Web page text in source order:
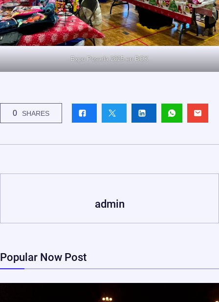
Expo Posada 2025 en BOK
0 SHARES
admin
Popular Now Post